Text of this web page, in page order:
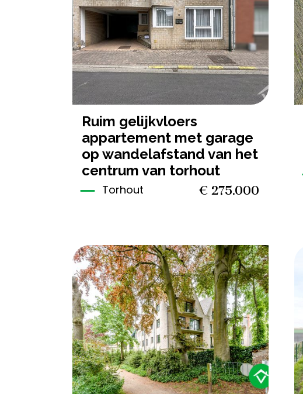
2 128 m²
1
533 m²
ruim gelijkvloers
appartement met garage
op wandelafstand van het
centrum van torhout
Torhout € 275.000
3 161 m² 2